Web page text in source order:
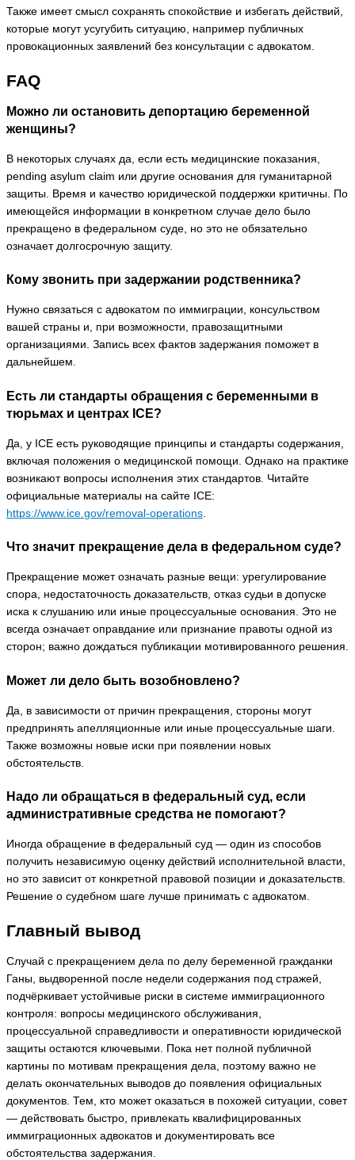
Также имеет смысл сохранять спокойствие и избегать действий,
которые могут усугубить ситуацию, например публичных
провокационных заявлений без консультации с адвокатом.
FAQ
Можно ли остановить депортацию беременной
женщины?
В некоторых случаях да, если есть медицинские показания,
pending asylum claim или другие основания для гуманитарной
защиты. Время и качество юридической поддержки критичны. По
имеющейся информации в конкретном случае дело было
прекращено в федеральном суде, но это не обязательно
означает долгосрочную защиту.
Кому звонить при задержании родственника?
Нужно связаться с адвокатом по иммиграции, консульством
вашей страны и, при возможности, правозащитными
организациями. Запись всех фактов задержания поможет в
дальнейшем.
Есть ли стандарты обращения с беременными в
тюрьмах и центрах ICE?
Да, у ICE есть руководящие принципы и стандарты содержания,
включая положения о медицинской помощи. Однако на практике
возникают вопросы исполнения этих стандартов. Читайте
официальные материалы на сайте ICE:
https://www.ice.gov/removal-operations
Что значит прекращение дела в федеральном суде?
Прекращение может означать разные вещи: урегулирование
спора, недостаточность доказательств, отказ судьи в допуске
иска к слушанию или иные процессуальные основания. Это не
всегда означает оправдание или признание правоты одной из
сторон; важно дождаться публикации мотивированного решения.
Может ли дело быть возобновлено?
Да, в зависимости от причин прекращения, стороны могут
предпринять апелляционные или иные процессуальные шаги.
Также возможны новые иски при появлении новых
обстоятельств.
Надо ли обращаться в федеральный суд, если
административные средства не помогают?
Иногда обращение в федеральный суд — один из способов
получить независимую оценку действий исполнительной власти,
но это зависит от конкретной правовой позиции и доказательств.
Решение о судебном шаге лучше принимать с адвокатом.
Главный вывод
Случай с прекращением дела по делу беременной гражданки
Ганы, выдворенной после недели содержания под стражей,
подчёркивает устойчивые риски в системе иммиграционного
контроля: вопросы медицинского обслуживания,
процессуальной справедливости и оперативности юридической
защиты остаются ключевыми. Пока нет полной публичной
картины по мотивам прекращения дела, поэтому важно не
делать окончательных выводов до появления официальных
документов. Тем, кто может оказаться в похожей ситуации, совет
— действовать быстро, привлекать квалифицированных
иммиграционных адвокатов и документировать все
обстоятельства задержания.